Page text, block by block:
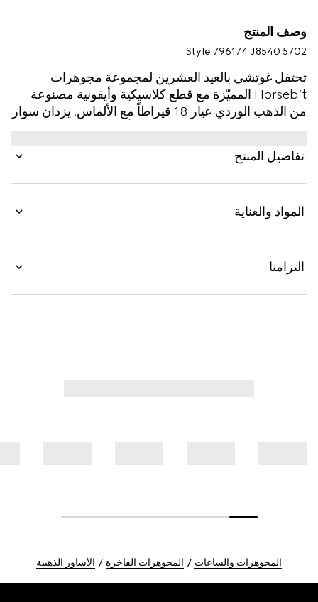
وصف المنتج
Style ‎796174 J8540 5702
تحتفل غوتشي بالعيد العشرين لمجموعة مجوهرات
Horsebit المميّزة مع قطع كلاسيكية وأيقونية مصنوعة
من الذهب الوردي عيار 18 قيراطاً مع الألماس. يزدان سوار
تفاصيل المنتج
المواد والعناية
التزامنا
المجوهرات والساعات المجوهرات الفاخرة الأساور الذهبية